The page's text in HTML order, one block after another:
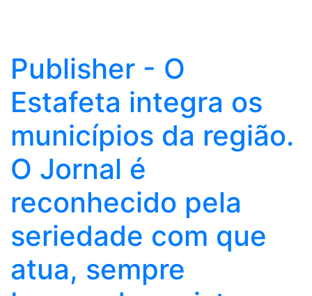
Publisher - O
Estafeta integra os
municípios da região.
O Jornal é
reconhecido pela
seriedade com que
atua, sempre